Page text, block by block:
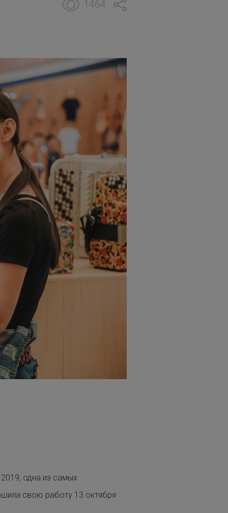
1464
одна из самых
свою работу 13 октября